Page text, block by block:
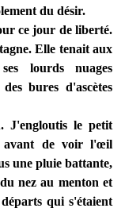
du désir.
ce jour de liberté.
Elle tenait aux
lourds nuages
bures d'ascètes
J'engloutis le petit
avant de voir l'œil
une pluie battante,
du nezau menton et
qui s'étaient